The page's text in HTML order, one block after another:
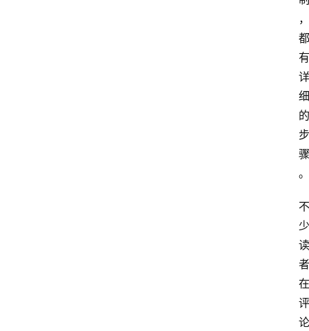
，
都
有
详
细
的
步
骤
。
不
少
读
者
在
评
论